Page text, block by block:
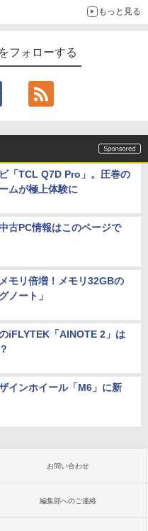
もっと見る
フォローする
「TCL Q7D Pro」。圧巻の
ムが極上体験に
古PC情報はこのページで
モリ倍増！メモリ32GBの
ノート」
iFLYTEK「AINOTE 2」は
インホイール「M6」に新
お問い合わせ
編集部へのご連絡